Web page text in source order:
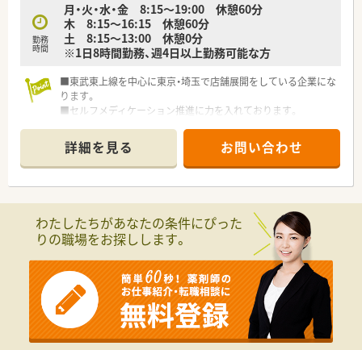
勤務
時間
月・火・水・金 8:15～19:00 休憩60分
木 8:15～16:15 休憩60分
土 8:15～13:00 休憩0分
※1日8時間勤務、週4日以上勤務可能な方
■東武東上線を中心に東京・埼玉で店舗展開をしている企業にな
ります。
■セルフメディケーション推進に力を入れております。
■エリアが東京・埼玉なので地域密着の調剤薬局になります。
■経営層とも距離が近く、社員の声が届きやすい職場です。
詳細を見る お問い合わせ
わたしたちがあなたの条件にぴった
りの職場をお探しします。